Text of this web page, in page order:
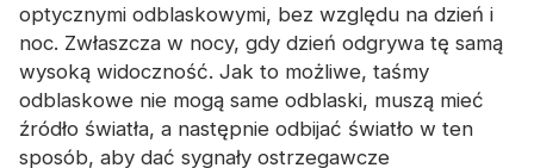
optycznymi odblaskowymi, bez względu na dzień i
noc. Zwłaszcza w nocy, gdy dzień odgrywa tę samą
wysoką widoczność. Jak to możliwe, taśmy
odblaskowe nie mogą same odblaski, muszą mieć
źródło światła, a następnie odbijać światło w ten
sposób, aby dać sygnały ostrzegawcze